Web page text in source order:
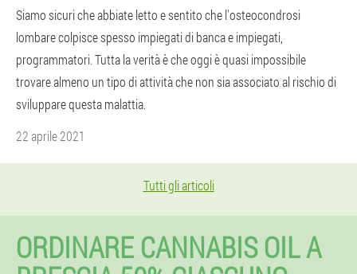
Siamo sicuri che abbiate letto e sentito che l'osteocondrosi
lombare colpisce spesso impiegati di banca e impiegati,
programmatori. Tutta la verità è che oggi è quasi impossibile
trovare almeno un tipo di attività che non sia associato al rischio di
sviluppare questa malattia.
22 aprile 2021
Tutti gli articoli
ORDINARE CANNABIS OIL A